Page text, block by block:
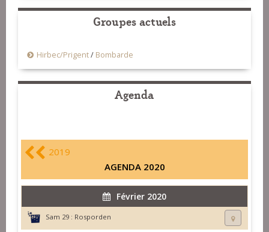
Groupes actuels
Hirbec/Prigent/ Bombarde
Agenda
2019
AGENDA 2020
Février 2020
Sam 29 : Rosporden